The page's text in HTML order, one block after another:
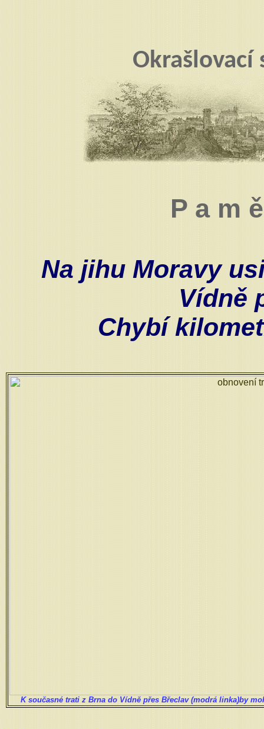
Okrašlovací
P a m
Na jihu Moravy
Vídně
Chybí
Ksoučasné trati z Brna do Vídně přes Břeclav (modrá linka)by